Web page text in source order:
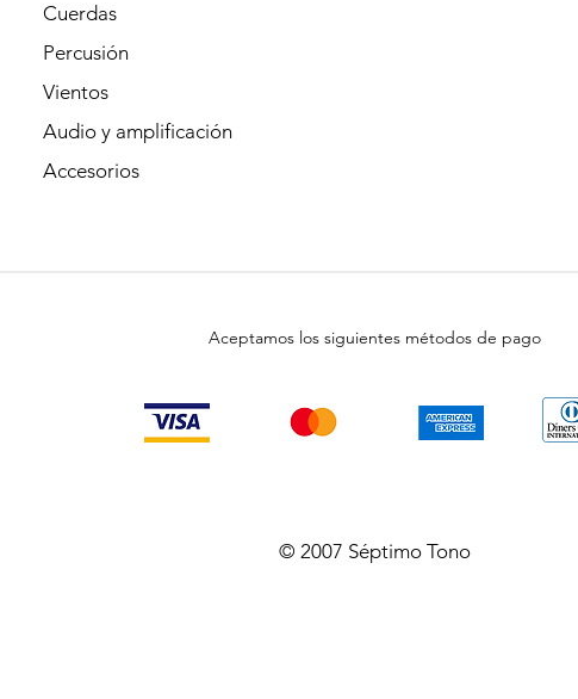
Cuerdas
Percusión
Vientos
Audio y amplificación
Accesorios
Aceptamos los siguientes métodos de pago
© 2007 Séptimo Tono